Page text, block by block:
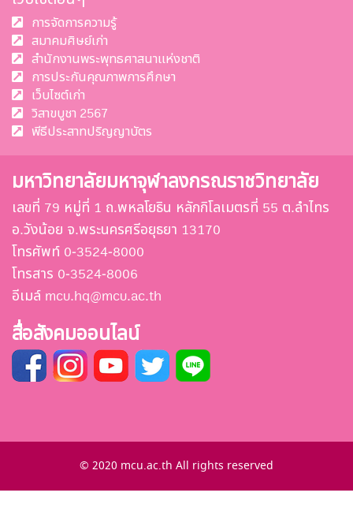
การจัดการความรู้
สมาคมศิษย์เก่า
สำนักงานพระพุทธศาสนาแห่งชาติ
การประกันคุณภาพการศึกษา
เว็บไซต์เก่า
วิสาขบูชา 2567
พีธีประสาทปริญญาบัตร
มหาวิทยาลัยมหาจุฬาลงกรณราชวิทยาลัย
เลขที่ 79 หมู่ที่ 1 ถ.พหลโยธิน หลักกิโลเมตรที่ 55 ต.ลำไทร
อ.วังน้อย จ.พระนครศรีอยุธยา 13170
โทรศัพท์ 0-3524-8000
โทรสาร 0-3524-8006
อีเมล์ mcu.hq@mcu.ac.th
สื่อสังคมออนไลน์
© 2020 mcu.ac.th All rights reserved